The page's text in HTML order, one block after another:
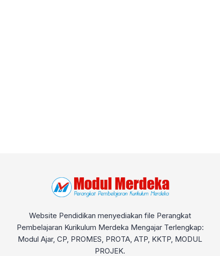
Website Pendidikan menyediakan file Perangkat
Pembelajaran Kurikulum Merdeka Mengajar Terlengkap:
Modul Ajar, CP, PROMES, PROTA, ATP, KKTP, MODUL
PROJEK.